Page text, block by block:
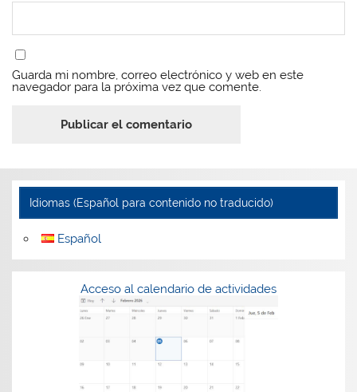
Guarda mi nombre, correo electrónico y web en este
navegador para la próxima vez que comente.
Idiomas (Español para contenido no traducido)
Español
Acceso al calendario de actividades